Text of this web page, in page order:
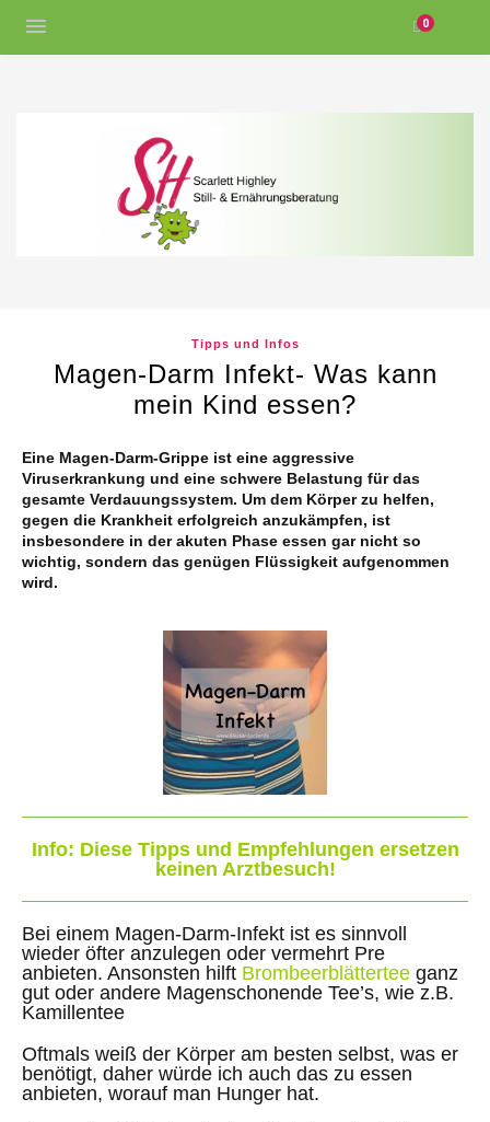
0
Tipps und Infos
Magen-Darm Infekt- Was kann
mein Kind essen?
Eine Magen-Darm-Grippe ist eine aggressive
Viruserkrankung und eine schwere Belastung für das
gesamte Verdauungssystem. Um dem Körper zu helfen,
gegen die Krankheit erfolgreich anzukämpfen, ist
insbesondere in der akuten Phase essen gar nicht so
wichtig, sondern das genügen Flüssigkeit aufgenommen
wird.
Info: Diese Tipps und Empfehlungen ersetzen
keinen Arztbesuch!
Bei einem Magen-Darm-Infekt ist es sinnvoll
wieder öfter anzulegen oder vermehrt Pre
anbieten. Ansonsten hilft Brombeerblättertee ganz
gut oder andere Magenschonende Tee’s, wie z.B.
Kamillentee
Oftmals weiß der Körper am besten selbst, was er
benötigt, daher würde ich auch das zu essen
anbieten, worauf man Hunger hat.